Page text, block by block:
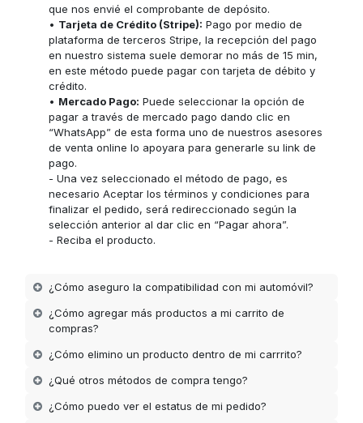
que nos envié el comprobante de depósito.
• Tarjeta de Crédito (Stripe): Pago por medio de
plataforma de terceros Stripe, la recepción del pago
en nuestro sistema suele demorar no más de 15 min,
en este método puede pagar con tarjeta de débito y
crédito.
• Mercado Pago: Puede seleccionar la opción de
pagar a través de mercado pago dando clic en
“WhatsApp” de esta forma uno de nuestros asesores
de venta online lo apoyara para generarle su link de
pago.
- Una vez seleccionado el método de pago, es
necesario Aceptar los términos y condiciones para
finalizar el pedido, será redireccionado según la
selección anterior al dar clic en “Pagar ahora”.
- Reciba el producto.
¿Cómo aseguro la compatibilidad con mi automóvil?
¿Cómo agregar más productos a mi carrito de
compras?
¿Cómo elimino un producto dentro de mi carrrito?
¿Qué otros métodos de compra tengo?
¿Cómo puedo ver el estatus de mi pedido?